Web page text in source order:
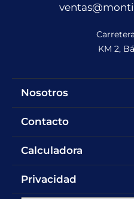
KM 2,
Nosotros
Contacto
Calculadora
Privacidad